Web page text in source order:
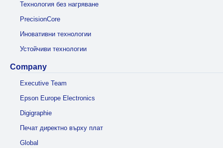
Технология без нагряване
PrecisionCore
Иновативни технологии
Устойчиви технологии
Company
Executive Team
Epson Europe Electronics
Digigraphie
Печат директно върху плат
Global